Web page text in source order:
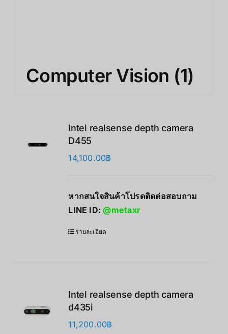
Computer Vision (1)
Intel realsense depth camera
D455
14,100.00฿
หากสนใจสินค้าโปรดติดต่อสอบถาม
LINE ID:@metaxr
รายละเอียด
Intel realsense depth camera
d435i
11,200.00฿